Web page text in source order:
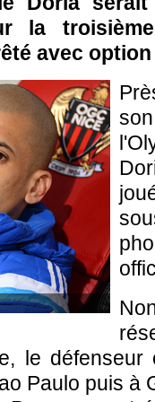
la
avec
le défenseur
Paulo puis à